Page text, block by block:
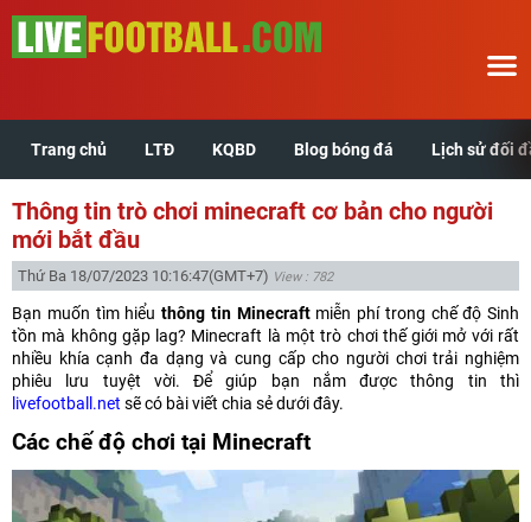
Trang chủ LTĐ KQBD Blog bóng đá Lịch sử đối
Thông tin trò chơi minecraft cơ bản cho người
mới bắt đầu
Thứ Ba 18/07/2023 10:16:47(GMT+7) View : 782
Bạn muốn tìm hiểu thông tin Minecraftmiễn phí trong chế độ Sinh
tồn mà không gặp lag? Minecraft là một trò chơi thế giới mở với rất
nhiều khía cạnh đa dạng và cung cấp cho người chơi trải nghiệm
phiêu lưu tuyệt vời. Để giúp bạn nắm được thông tin thì
livefootball.net sẽ có bài viết chia sẻ dưới đây.
Các chế độ chơi tại Minecraft
Trang chủ
LTĐ
KQBD
Blog bóng đá
Lịch sử đối đầu
Xem tuổi hợp